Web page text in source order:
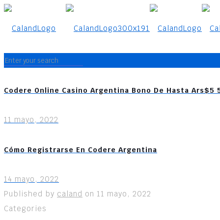
Codere Online Casino Argentina Bono De Hasta Ars$5
11 mayo, 2022
Cómo Registrarse En Codere Argentina
14 mayo, 2022
Published by caland on 11 mayo, 2022
Categories